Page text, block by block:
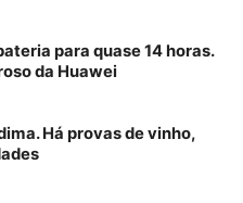
para quase 14 horas.
da Huawei
Há provas de vinho,